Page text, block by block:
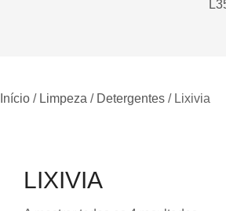
Início / Limpeza / Detergentes / Lixivia
LIXIVIA